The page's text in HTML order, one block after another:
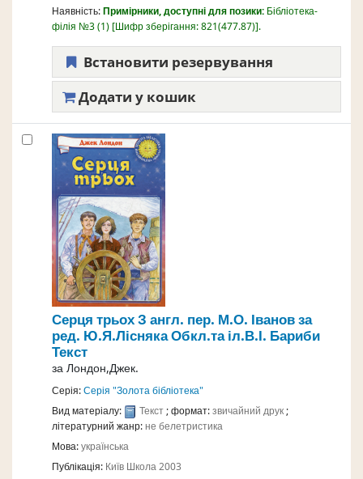
Наявність:Примірники, доступні для позики: Бібліотека-
філія №3(1) Шифр зберігання:821(477.87) .
Встановити резервування
Додати у кошик
Серця трьохЗ англ. пер. М.О. Іванов за
ред. Ю.Я.Лісняка Обкл.та іл.В.І. Бариби
Текст
заЛондон,Джек.
Серія:Серія "Золота бібліотека"
Вид матеріалу:
Текст; формат:звичайний друк;
літературний жанр:не белетристика
Мова:українська
Публікація: Київ Школа2003